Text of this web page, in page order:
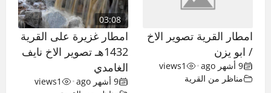
امطار القرية تصوير الاخ
/ ابو يزن
9 أشهر ago •
1
views
مناظر من القرية
03:08
امطار غزيرة على القرية
1432هـ تصوير الاخ نايف
الغامدي
9 أشهر ago •
1
views